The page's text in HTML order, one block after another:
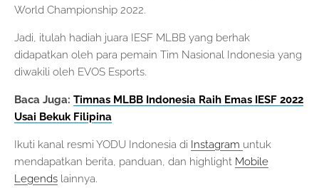
World Championship 2022.
Jadi, itulah hadiah juara IESF MLBB yang berhak
didapatkan oleh para pemain Tim Nasional Indonesia yang
diwakili oleh EVOS Esports.
Baca Juga: Timnas MLBB Indonesia Raih Emas IESF 2022
Usai Bekuk Filipina
Ikuti kanal resmi YODU Indonesia di Instagram untuk
mendapatkan berita, panduan, dan highlight Mobile
Legends lainnya.